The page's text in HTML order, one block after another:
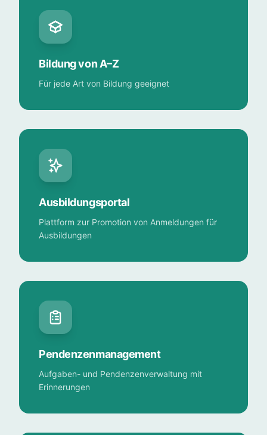
Bildung von A–Z
Für jede Art von Bildung geeignet
Ausbildungsportal
Plattform zur Promotion von Anmeldungen für
Ausbildungen
Pendenzenmanagement
Aufgaben- und Pendenzenverwaltung mit
Erinnerungen